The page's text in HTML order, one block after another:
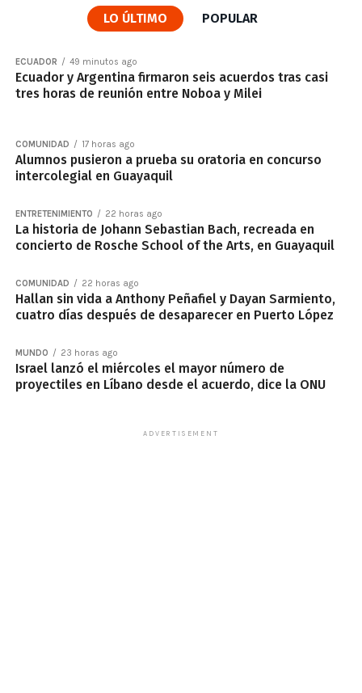
LO ÚLTIMO POPULAR
ECUADOR 49 minutos ago
Ecuador y Argentina firmaron seis acuerdos tras casi
tres horas de reunión entre Noboa y Milei
COMUNIDAD 17 horas ago
Alumnos pusieron a prueba su oratoria en concurso
intercolegial en Guayaquil
ENTRETENIMIENTO 22 horas ago
La historia de Johann Sebastian Bach, recreada en
concierto de Rosche School of the Arts, en Guayaquil
COMUNIDAD 22 horas ago
Hallan sin vida a Anthony Peñafiel y Dayan Sarmiento,
cuatro días después de desaparecer en Puerto López
MUNDO 23 horas ago
Israel lanzó el miércoles el mayor número de
proyectiles en Líbano desde el acuerdo, dice la ONU
ADVERTISEMENT